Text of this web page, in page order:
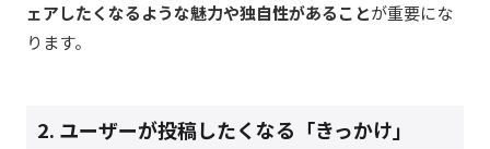
ェアしたくなるような魅力や独自性があることが重要にな
ります。
2. ユーザーが投稿したくなる「きっかけ」